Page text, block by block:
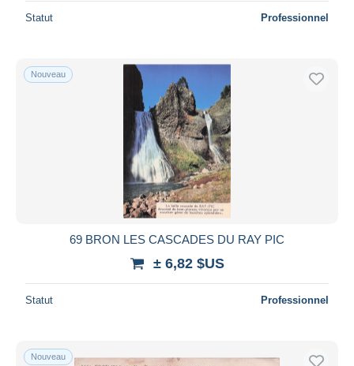
Statut Professionnel
Nouveau
69 BRON LES CASCADES DU RAY PIC
± 6,82 $US
Statut Professionnel
Nouveau